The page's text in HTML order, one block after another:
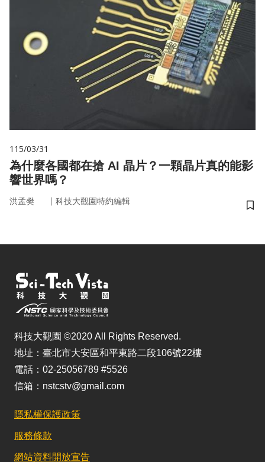
115/03/31
為什麼各國都在搶 AI 晶片？一顆晶片真的能影
響世界嗎？
洪孟樊 ｜ 科技大觀園特約編輯
儲
科技大觀園 ©2020 All Rights Reserved.
地址：臺北市大安區和平東路二段106號22樓
電話：02-25056789 #5526
信箱：nstcstv@gmail.com
隱私權保護政策
服務條款
網站資料開放宣告